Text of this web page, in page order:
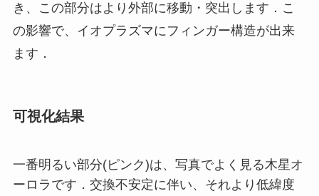
き、この部分はより外部に移動・突出します．こ
の影響で、イオプラズマにフィンガー構造が出来
ます．
可視化結果
一番明るい部分(ピンク)は、写真でよく見る木星オ
ーロラです．交換不安定に伴い、それより低緯度